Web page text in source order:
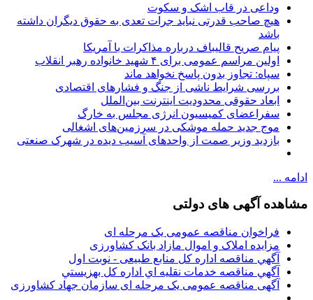
وداعی در قاب اشک و سکوت
هیچ صاحب قدرتی نباید جرات تعدی به حقوق دیگران داشته
باشد
پیام صریح قالیباف درباره مذاکرات با آمریکا
اولین مراسم عمومی برای ۴ شهید خانواده رهبر انقلاب
سپاه: تجاوز بدون پاسخ نخواهد ماند
بررسی شرایط ناشی از جنگ و فشارهای اقتصادی
ابعاد حقوقی محدودیت اینترنت بین‌الملل
سفراعضای کمیسیون انرژی مجلس به خارگ
موج جدید حمله موشکی در سرزمین‌های اشغالی
بازدید وزیر صمت از واحدهای آسیب دیده در شهرک صنعتی
ادامه ...
مشاهده آگهی های دولتی
فراخوان مناقصه عمومی یک مرحله ای
مزایده املاک و اموال مازاد بانک کشاورزی
آگهي مناقصه اداره کل منابع طبیعی - نوبت اول
آگهي مناقصه خدمات نقليه اي اداره كل بهزيستي
آگهی مناقصه عمومی یک مرحله ای سازمان جهاد کشاورزی